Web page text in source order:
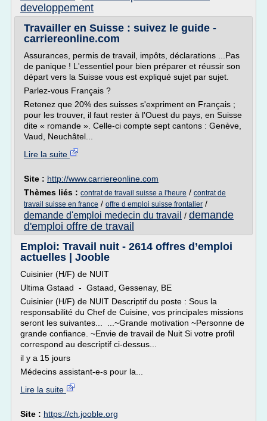
developpement
Travailler en Suisse : suivez le guide -
carriereonline.com
Assurances, permis de travail, impôts, déclarations ...Pas
de panique ! L'essentiel pour bien préparer et réussir son
départ vers la Suisse vous est expliqué sujet par sujet.
Parlez-vous Français ?
Retenez que 20% des suisses s'expriment en Français ;
pour les trouver, il faut rester à l'Ouest du pays, en Suisse
dite « romande ». Celle-ci compte sept cantons : Genève,
Vaud, Neuchâtel...
Lire la suite
Site : http://www.carriereonline.com
Thèmes liés : contrat de travail suisse a l'heure / contrat de
travail suisse en france / offre d emploi suisse frontalier /
demande d'emploi medecin du travail / demande
d'emploi offre de travail
Emploi: Travail nuit - 2614 offres d’emploi
actuelles | Jooble
Cuisinier (H/F) de NUIT
Ultima Gstaad - Gstaad, Gessenay, BE
Cuisinier (H/F) de NUIT Descriptif du poste : Sous la
responsabilité du Chef de Cuisine, vos principales missions
seront les suivantes... ...~Grande motivation ~Personne de
grande confiance. ~Envie de travail de Nuit Si votre profil
correspond au descriptif ci-dessus...
il y a 15 jours
Médecins assistant-e-s pour la...
Lire la suite
Site : https://ch.jooble.org